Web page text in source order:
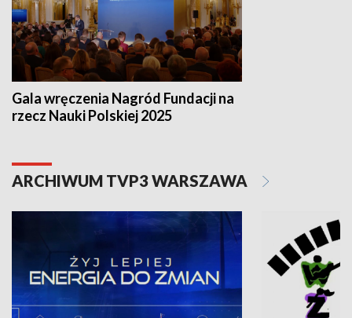
Gala wręczenia Nagród Fundacji na
rzecz Nauki Polskiej 2025
ARCHIWUM TVP3 WARSZAWA